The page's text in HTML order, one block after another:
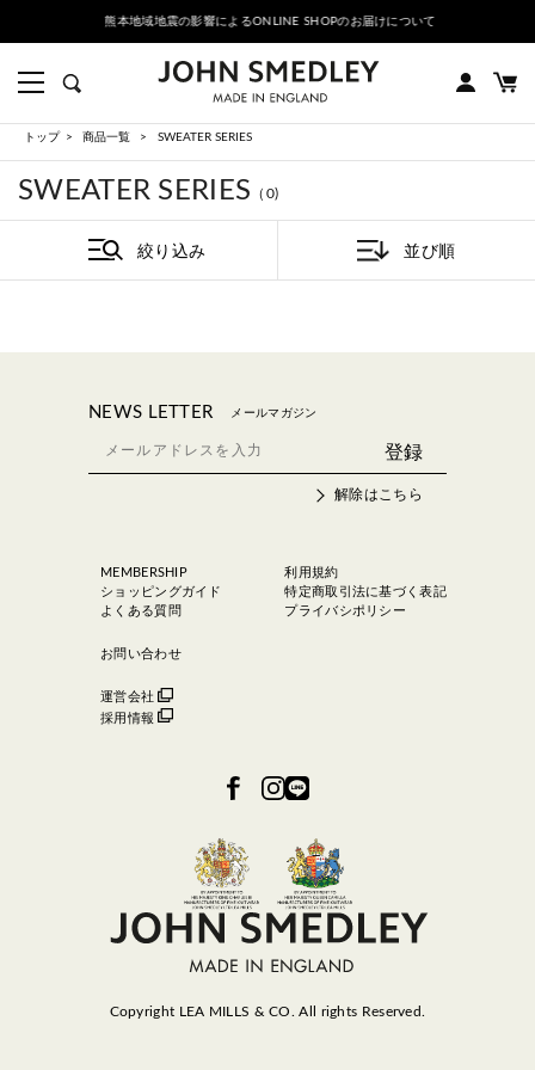
熊本地域地震の影響によるONLINE SHOPのお届けについて
トップ 商品一覧 SWEATER SERIES
SWEATER SERIES （0)
絞り込み 並び順
NEWS LETTER メールマガジン
解除はこちら
MEMBERSHIP
ショッピングガイド
よくある質問
お問い合わせ
運営会社
採用情報
利用規約
特定商取引法に基づく表記
プライバシポリシー
Copyright LEA MILLS & CO. All rights Reserved.